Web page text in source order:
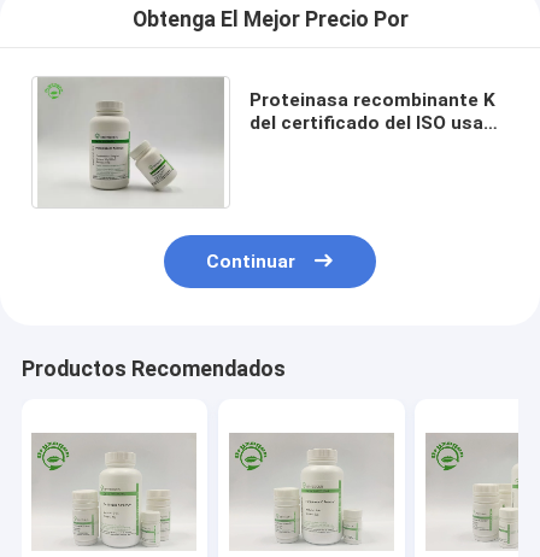
Obtenga El Mejor Precio Por
Proteinasa recombinante K
del certificado del ISO usada
Continuar
Productos Recomendados